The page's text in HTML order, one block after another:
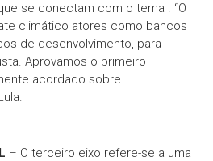
se conectam com o tema . “O
climático atores como bancos
de desenvolvimento, para
Aprovamos o primeiro
acordado sobre
– O terceiro eixo refere-se a uma